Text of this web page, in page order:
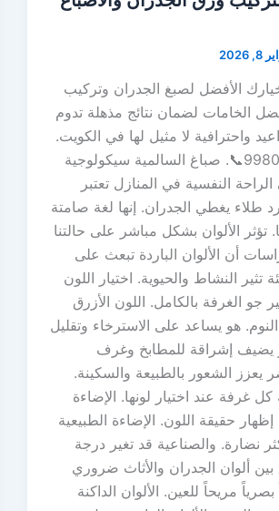
الأفضل لصبغ الجدران وتركيب
الخامات لضمان نتائج مذهلة تدوم
واحترافية لا مثيل لها في الكويت.
اتصل بنا الآن 99809516📞. صباغ السالمية سيكولوجية
الراحة النفسية في المنازل تعتبر
طلاء يغطي الجدران. إنها لغة صامتة
الألوان بشكل مباشر على حالتنا
أن الألوان الباردة تبعث على
تثير النشاط والحيوية. اختيار اللون
جو الغرفة بالكامل. اللون الأزرق
هو يساعد على الاسترخاء وتقليل
يضيف إشراقة للمطابخ وغرف
يعزز الشعور بالطبيعة والسكينة.
غرفة عند اختيار لونها. الإضاءة
حقيقة اللون. الإضاءة الطبيعية
نضارة. والصناعية قد تغير درجة
بين ألوان الجدران والأثاث ضروري
مريحاً للعين. الألوان الداكنة